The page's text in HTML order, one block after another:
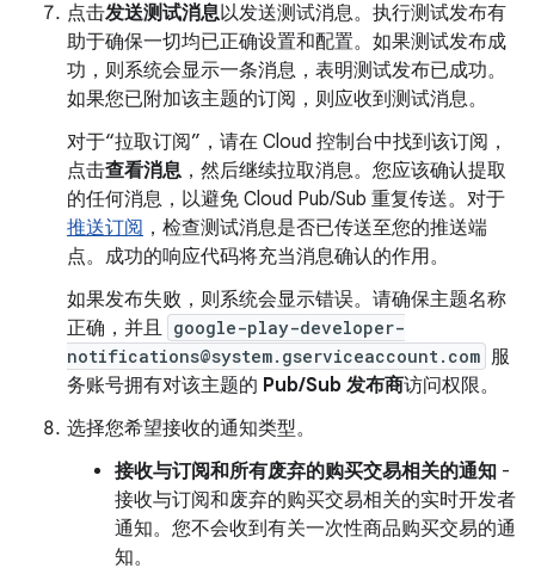
点击发送测试消息以发送测试消息。执行测试发布有
助于确保一切均已正确设置和配置。如果测试发布成
功，则系统会显示一条消息，表明测试发布已成功。
如果您已附加该主题的订阅，则应收到测试消息。
对于“拉取订阅”，请在 Cloud 控制台中找到该订阅，
点击查看消息 ，然后继续拉取消息。您应该确认提取
的任何消息，以避免 Cloud Pub/Sub 重复传送。对于
推送订阅 ，检查测试消息是否已传送至您的推送端
点。成功的响应代码将充当消息确认的作用。
如果发布失败，则系统会显示错误。请确保主题名称
正确，并且 google-play-developer-
notifications@system.gserviceaccount.com 服
务账号拥有对该主题的 Pub/Sub 发布商访问权限。
选择您希望接收的通知类型。
接收与订阅和所有废弃的购买交易相关的通知 -
接收与订阅和废弃的购买交易相关的实时开发者
通知。您不会收到有关一次性商品购买交易的通
知。